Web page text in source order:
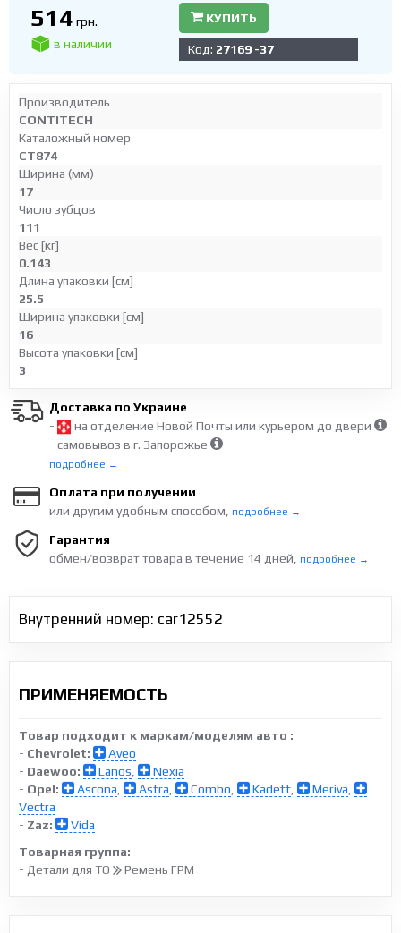
514 грн.
в наличии
КУПИТЬ
Код: 27169 -37
Производитель
CONTITECH
Каталожный номер
CT874
Ширина (мм)
17
Число зубцов
111
Вес [кг]
0.143
Длина упаковки [см]
25.5
Ширина упаковки [см]
16
Высота упаковки [см]
3
Доставка по Украине
-
на отделение Новой Почты или курьером до двери
- самовывоз в г. Запорожье
подробнее →
Оплата при получении
или другим удобным способом,
подробнее →
Гарантия
обмен/возврат товара в течение 14 дней,
подробнее →
Внутренний номер: car12552
ПРИМЕНЯЕМОСТЬ
Товар подходит к маркам/моделям авто :
- Chevrolet:
Aveo
- Daewoo: Lanos
Nexia
- Opel: Ascona Astra Combo Kadett Meriva
Vectra
- Zaz:
Vida
Товарная группа:
- Детали для ТО
Ремень ГРМ